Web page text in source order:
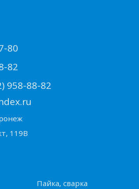
80
82
958-88-82
119В
Пайка, сварка